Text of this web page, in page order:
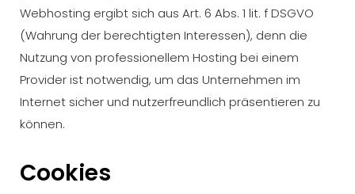
Webhosting ergibt sich aus Art. 6 Abs. 1 lit. f DSGVO
(Wahrung der berechtigten Interessen), denn die
Nutzung von professionellem Hosting bei einem
Provider ist notwendig, um das Unternehmen im
Internet sicher und nutzerfreundlich präsentieren zu
können.
Cookies